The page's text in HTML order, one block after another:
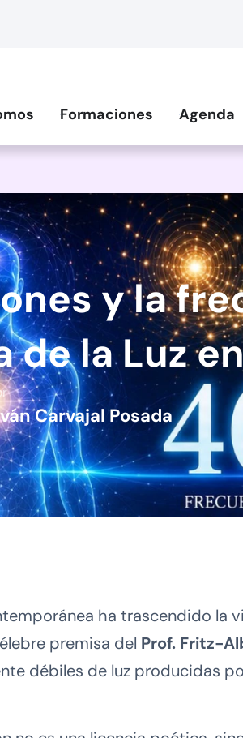
Formaciones Agenda
y la
de la Luz
Carvajal Posada
ha trascendido la
premisa del Prof. Fritz-
débiles de luz producidas